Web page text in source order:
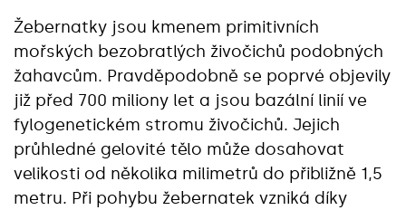
Žebernatky jsou kmenem primitivních
mořských bezobratlých živočichů podobných
žahavcům. Pravděpodobně se poprvé objevily
již před 700 miliony let a jsou bazální linií ve
fylogenetickém stromu živočichů. Jejich
průhledné gelovité tělo může dosahovat
velikosti od několika milimetrů do přibližně 1,5
metru. Při pohybu žebernatek vzniká díky